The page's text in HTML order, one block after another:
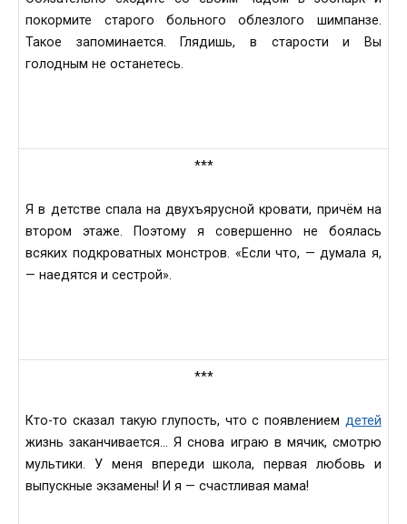
покормите старого больного облезлого шимпанзе.
Такое запоминается. Глядишь, в старости и Вы
голодным не останетесь.
***
Я в детстве спала на двухъярусной кровати, причём на
втором этаже. Поэтому я совершенно не боялась
всяких подкроватных монстров. «Если что, — думала я,
— наедятся и сестрой».
***
Кто-то сказал такую глупость, что с появлением детей
жизнь заканчивается… Я снова играю в мячик, смотрю
мультики. У меня впереди школа, первая любовь и
выпускные экзамены! И я — счастливая мама!